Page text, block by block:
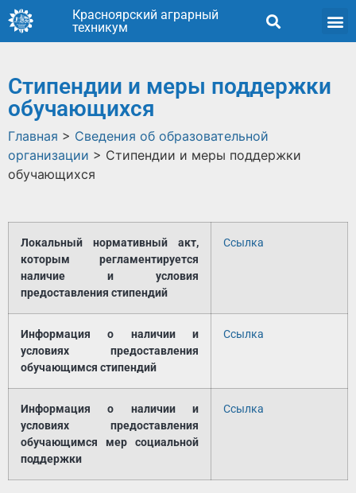
Красноярский аграрный
техникум
Стипендии и меры поддержки
обучающихся
Главная > Сведения об образовательной
организации > Стипендии и меры поддержки
обучающихся
Локальный нормативный акт,
которым регламентируется
наличие и условия
предоставления стипендий
Ссылка
Информация о наличии и
условиях предоставления
обучающимся стипендий
Ссылка
Информация о наличии и
условиях предоставления
обучающимся мер социальной
поддержки
Ссылка